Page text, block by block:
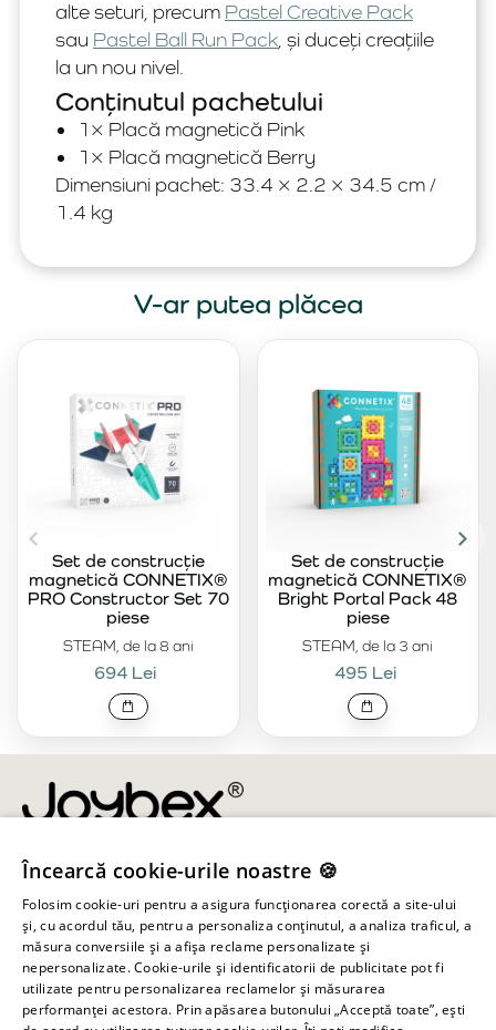
alte seturi, precum Pastel Creative Pack
sau Pastel Ball Run Pack , și duceți creațiile
la un nou nivel.
Conținutul pachetului
1× Placă magnetică Pink
1× Placă magnetică Berry
Dimensiuni pachet: 33.4 × 2.2 × 34.5 cm /
1.4 kg
V-ar putea plăcea
STEAM, de la 8 ani
Set de construcție
magnetică CONNETIX®
PRO Constructor Set 70
piese
694 Lei
STEAM, de la 3 ani
Set de construcție
magnetică CONNETIX®
Bright Portal Pack 48
piese
495 Lei
info@joybex.ro
Linkuri utile
Cont
Încearcă cookie-urile noastre 🍪
Folosim cookie-uri pentru a asigura funcționarea corectă a site-ului
și, cu acordul tău, pentru a personaliza conținutul, a analiza traficul, a
măsura conversiile și a afișa reclame personalizate și
nepersonalizate. Cookie-urile și identificatorii de publicitate pot fi
utilizate pentru personalizarea reclamelor și măsurarea
performanței acestora. Prin apăsarea butonului „Acceptă toate”, ești